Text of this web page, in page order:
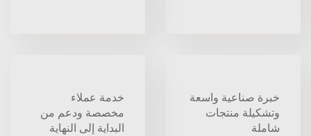
خبرة صناعية واسعة
وتشكيلة منتجات
شاملة
خدمة عملاء
مخصصة ودعم من
البداية إلى النهاية